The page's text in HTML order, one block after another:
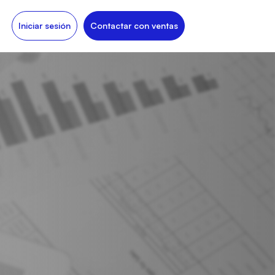
Iniciar sesión Contactar con ventas